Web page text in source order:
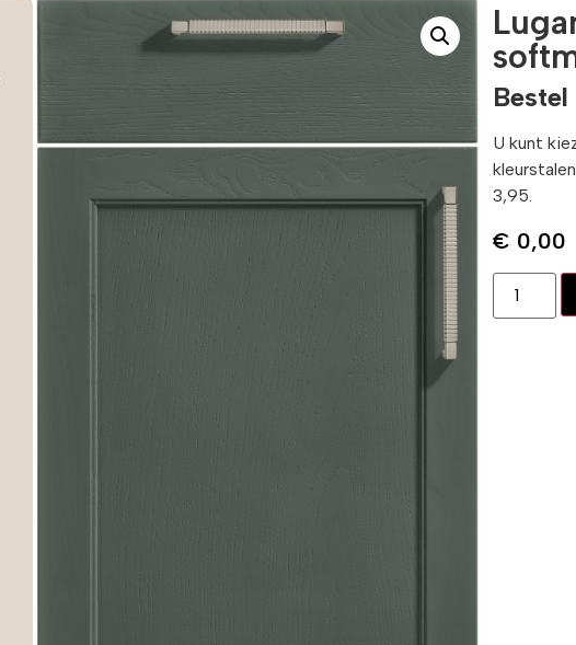
U kunt
3,95.
€ 0,00